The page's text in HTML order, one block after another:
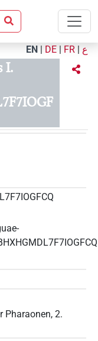
EN | DE | FR | ع
I.
Pharaonen, 2.